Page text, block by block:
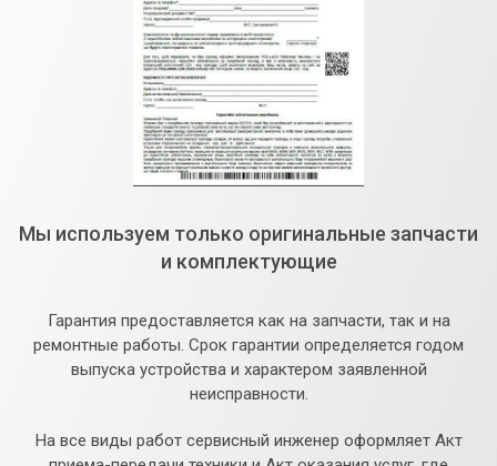
Мы используем только оригинальные запчасти
и комплектующие
Гарантия предоставляется как на запчасти, так и на
ремонтные работы. Срок гарантии определяется годом
выпуска устройства и характером заявленной
неисправности.
На все виды работ сервисный инженер оформляет Акт